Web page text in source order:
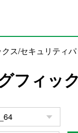
ス/セキュリティ
フィッ